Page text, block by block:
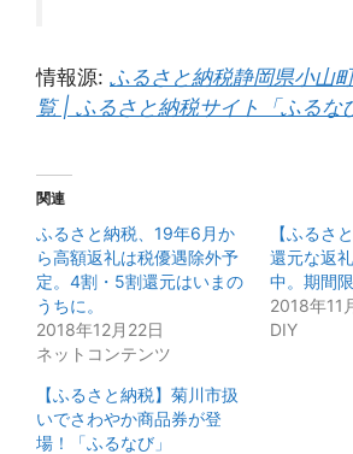
情報源: ふるさと納税静岡県小山
覧 | ふるさと納税サイト「ふるな
関連
ふるさと納税、19年6月か
ら高額返礼は税優遇除外予
定。4割・5割還元はいまの
うちに。
2018年12月22日
ネットコンテンツ
【ふるさ
還元な返
中。期間
2018年11
DIY
【ふるさと納税】菊川市扱
いでさわやか商品券が登
場！「ふるなび」